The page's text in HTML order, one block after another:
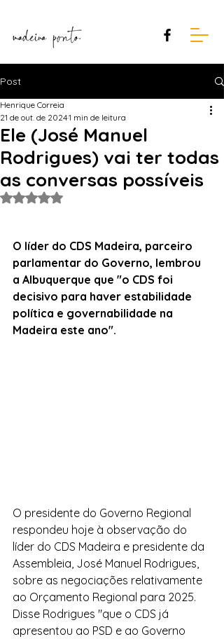
Post
Ele (José Manuel
Rodrigues) vai ter todas
as conversas possíveis
Henrique Correia
21 de out. de 20241 min de leitura
Avaliado com NaN de 5 estrelas.
O líder do CDS Madeira, parceiro
parlamentar do Governo, lembrou
a Albuquerque que "o CDS foi
decisivo para haver estabilidade
política e governabilidade na
Madeira este ano".
O presidente do Governo Regional
respondeu hoje à observação do
líder do CDS Madeira e presidente da
Assembleia, José Manuel Rodrigues,
sobre as negociações relativamente
ao Orçamento Regional para 2025.
Disse Rodrigues "que o CDS já
apresentou ao PSD e ao Governo